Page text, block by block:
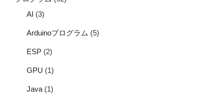
AI (3)
Arduinoプログラム (5)
ESP (2)
GPU (1)
Java (1)